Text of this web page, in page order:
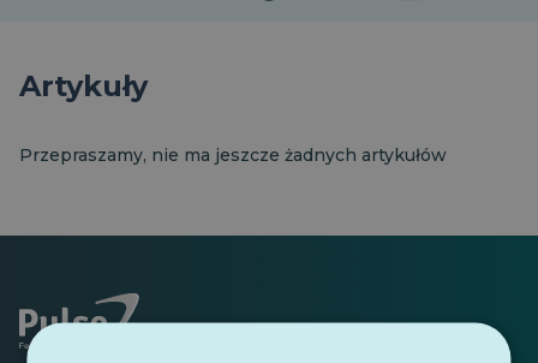
Artykuły
Przepraszamy, nie ma jeszcze żadnych artykułów